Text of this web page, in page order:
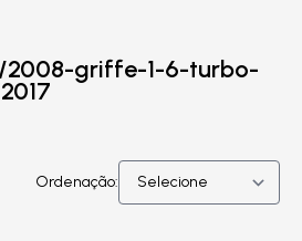
griffe-1-6-turbo-
Ordenação: